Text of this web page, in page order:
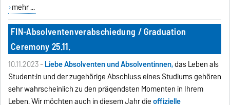
mehr ...
FIN-Absolventenverabschiedung / Graduation
Ceremony 25.11.
10.11.2023 -Liebe Absolventen und Absolventinnen,das Leben als
Student:in und der zugehörige Abschluss eines Studiums gehören
sehr wahrscheinlich zu den prägendsten Momenten in Ihrem
Leben. Wir möchten auch in diesem Jahr dieoffizielle